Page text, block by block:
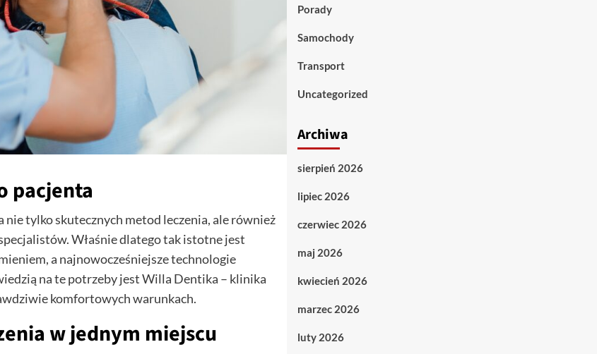
pacjenta
tylko skutecznych metod leczenia, ale również
Właśnie dlatego tak istotne jest
a najnowocześniejsze technologie
na te potrzeby jest Willa Dentika – klinika
komfortowych warunkach.
w jednym miejscu
Porady
Samochody
Transport
Uncategorized
Archiwa
sierpień 2026
lipiec 2026
czerwiec 2026
maj 2026
kwiecień 2026
marzec 2026
luty 2026